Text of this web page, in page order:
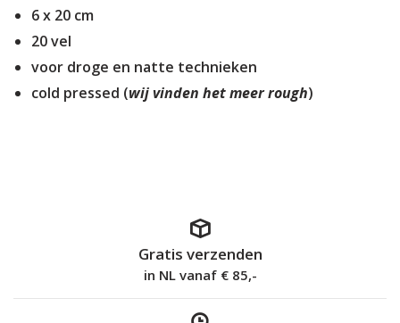
6 x 20 cm
20 vel
voor droge en natte technieken
cold pressed (wij vinden het meer rough)
Gratis verzenden
in NL vanaf € 85,-